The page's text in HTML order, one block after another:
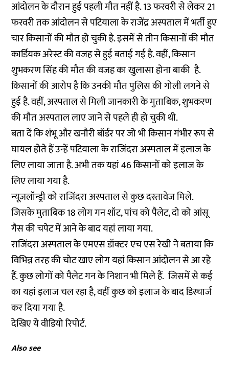
आंदोलन के दौरान हुई पहली मौत नहीं है. 13 फरवरी से लेकर 21
फरवरी तक आंदोलन से पटियाला के राजेंद्र अस्पताल में भर्ती हुए
चार किसानों की मौत हो चुकी है. इसमें से तीन किसानों की मौत
कार्डियक अरेस्ट की वजह से हुई बताई गई है. वहीं, किसान
शुभकरण सिंह की मौत की वजह का खुलासा होना बाकी है.
किसानों की आरोप है कि उनकी मौत पुलिस की गोली लगने से
हुई है. वहीं, अस्पताल से मिली जानकारी के मुताबिक, शुभकरण
की मौत अस्पताल लाए जाने से पहले ही हो चुकी थी.
बता दें कि शंभू और खनौरी बॉर्डर पर जो भी किसान गंभीर रूप से
घायल होते हैं उन्हें पटियाला के राजिंदरा अस्पताल में इलाज के
लिए लाया जाता है. अभी तक यहां 46 किसानों को इलाज के
लिए लाया गया है.
न्यूज़लॉन्ड्री को राजिंदरा अस्पताल से कुछ दस्तावेज मिले.
जिसके मुताबिक 18 लोग गन शॉट, पांच को पैलेट, दो को आंसू
गैस की चपेट में आने के बाद यहां लाया गया.
राजिंदरा अस्पताल के एमएस डॉक्टर एच एस रेखी ने बताया कि
विभिन्न तरह की चोट खाए लोग यहां किसान आंदोलन से आ रहे
हैं. कुछ लोगों को पैलेट गन के निशान भी मिले हैं. जिसमें से कई
का यहां इलाज चल रहा है, वहीं कुछ को इलाज के बाद डिस्चार्ज
कर दिया गया है.
देखिए ये वीडियो रिपोर्ट.
Also see